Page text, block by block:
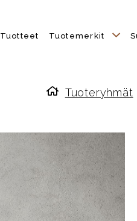
Tuotteet Tuotemerkit
Etusivulle
Tuoteryhmät